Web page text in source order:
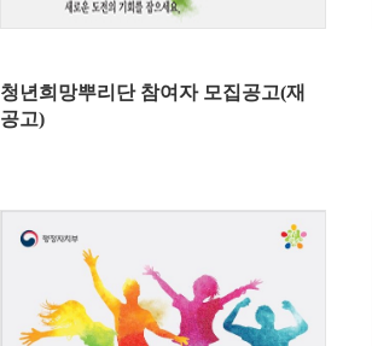
청년희망뿌리단 참여자 모집공고(재
공고)